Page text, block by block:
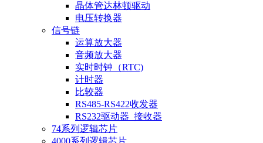
晶体管达林顿驱动
电压转换器
信号链
运算放大器
音频放大器
实时时钟（RTC)
计时器
比较器
RS485-RS422收发器
RS232驱动器_接收器
74系列逻辑芯片
4000系列逻辑芯片